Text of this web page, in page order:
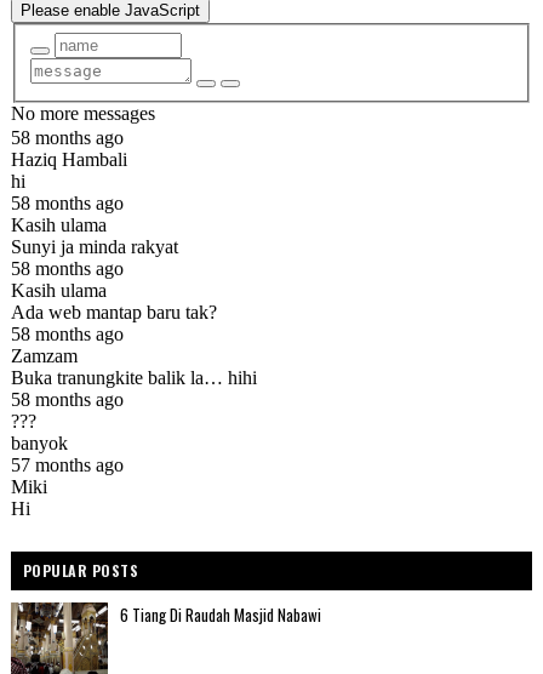
POPULAR POSTS
6 Tiang Di Raudah Masjid Nabawi